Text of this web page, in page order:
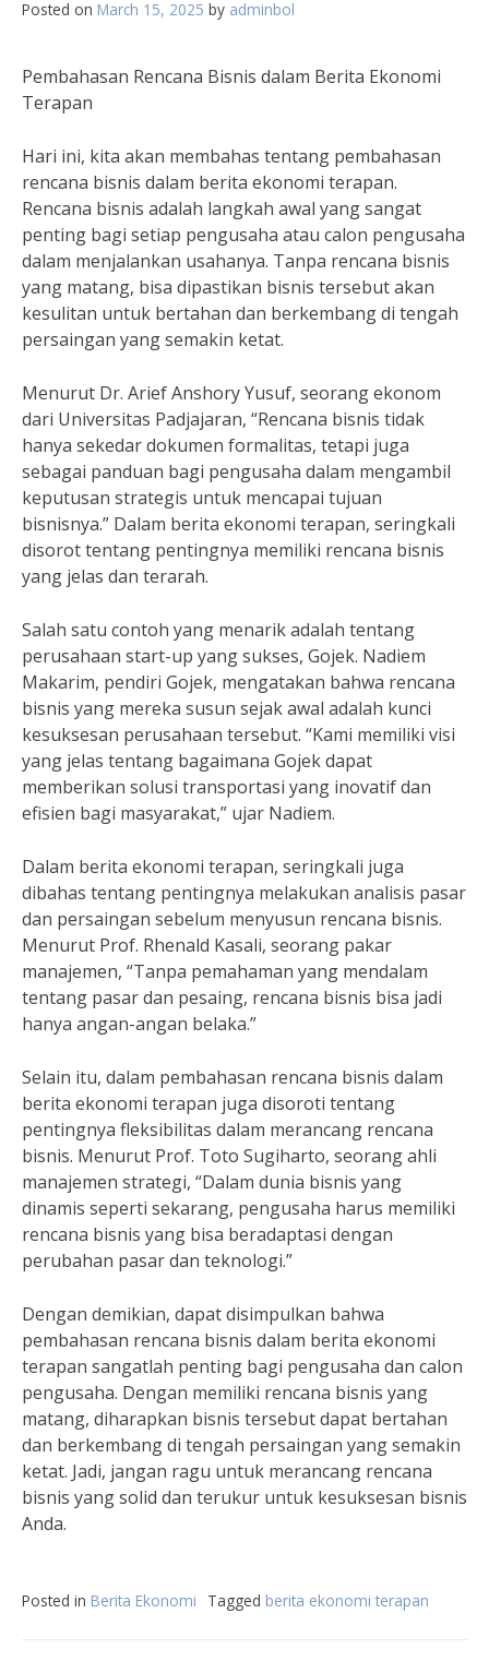
Posted on March 15, 2025 by adminbol
Pembahasan Rencana Bisnis dalam Berita Ekonomi
Terapan
Hari ini, kita akan membahas tentang pembahasan
rencana bisnis dalam berita ekonomi terapan.
Rencana bisnis adalah langkah awal yang sangat
penting bagi setiap pengusaha atau calon pengusaha
dalam menjalankan usahanya. Tanpa rencana bisnis
yang matang, bisa dipastikan bisnis tersebut akan
kesulitan untuk bertahan dan berkembang di tengah
persaingan yang semakin ketat.
Menurut Dr. Arief Anshory Yusuf, seorang ekonom
dari Universitas Padjajaran, “Rencana bisnis tidak
hanya sekedar dokumen formalitas, tetapi juga
sebagai panduan bagi pengusaha dalam mengambil
keputusan strategis untuk mencapai tujuan
bisnisnya.” Dalam berita ekonomi terapan, seringkali
disorot tentang pentingnya memiliki rencana bisnis
yang jelas dan terarah.
Salah satu contoh yang menarik adalah tentang
perusahaan start-up yang sukses, Gojek. Nadiem
Makarim, pendiri Gojek, mengatakan bahwa rencana
bisnis yang mereka susun sejak awal adalah kunci
kesuksesan perusahaan tersebut. “Kami memiliki visi
yang jelas tentang bagaimana Gojek dapat
memberikan solusi transportasi yang inovatif dan
efisien bagi masyarakat,” ujar Nadiem.
Dalam berita ekonomi terapan, seringkali juga
dibahas tentang pentingnya melakukan analisis pasar
dan persaingan sebelum menyusun rencana bisnis.
Menurut Prof. Rhenald Kasali, seorang pakar
manajemen, “Tanpa pemahaman yang mendalam
tentang pasar dan pesaing, rencana bisnis bisa jadi
hanya angan-angan belaka.”
Selain itu, dalam pembahasan rencana bisnis dalam
berita ekonomi terapan juga disoroti tentang
pentingnya fleksibilitas dalam merancang rencana
bisnis. Menurut Prof. Toto Sugiharto, seorang ahli
manajemen strategi, “Dalam dunia bisnis yang
dinamis seperti sekarang, pengusaha harus memiliki
rencana bisnis yang bisa beradaptasi dengan
perubahan pasar dan teknologi.”
Dengan demikian, dapat disimpulkan bahwa
pembahasan rencana bisnis dalam berita ekonomi
terapan sangatlah penting bagi pengusaha dan calon
pengusaha. Dengan memiliki rencana bisnis yang
matang, diharapkan bisnis tersebut dapat bertahan
dan berkembang di tengah persaingan yang semakin
ketat. Jadi, jangan ragu untuk merancang rencana
bisnis yang solid dan terukur untuk kesuksesan bisnis
Anda.
Posted in Berita Ekonomi Tagged berita ekonomi terapan